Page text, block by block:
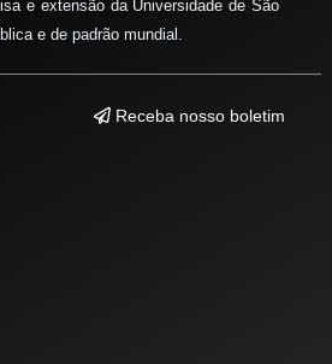
e extensão da Universidade de São
e de padrão mundial.
Receba nosso boletim